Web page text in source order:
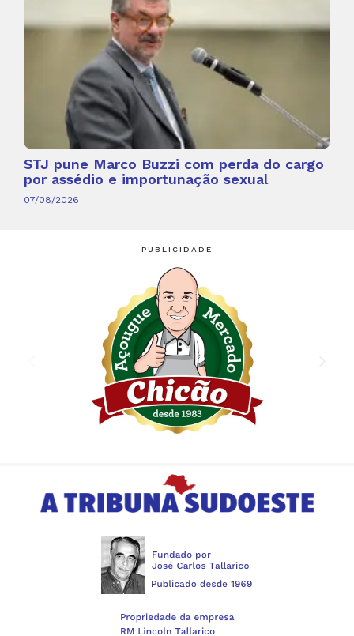
STJ pune Marco Buzzi com perda do cargo
por assédio e importunação sexual
07/08/2026
PUBLICIDADE